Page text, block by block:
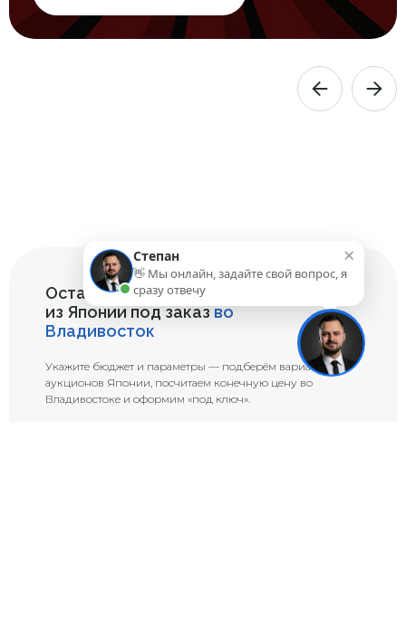
Оставьте заявку на подбор авто
из Японии под заказво
Владивосток
Укажите бюджет и параметры — подберём варианты с
аукционов Японии, посчитаем конечную цену во
Владивостоке и оформим «под ключ».
×
Степан
👋 Мы онлайн, задайте свой вопрос, я
сразу отвечу